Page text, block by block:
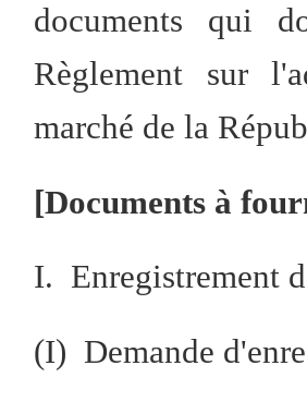
documents qui
Règlement sur
marché de la
[Documents à
I. Enregistrement
(I) Demande